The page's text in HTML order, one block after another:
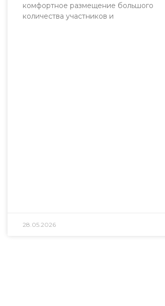
комфортное размещение большого
количества участников и
28.05.2026